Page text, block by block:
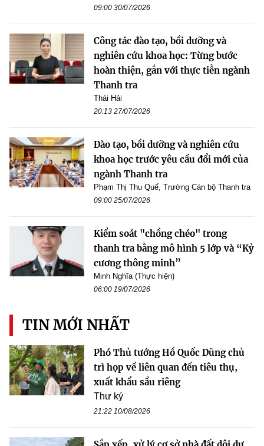
09:00 30/07/2026
Công tác đào tạo, bồi dưỡng và
nghiên cứu khoa học: Từng bước
hoàn thiện, gắn với thực tiễn ngành
Thanh tra
Thái Hải
20:13 27/07/2026
Đào tạo, bồi dưỡng và nghiên cứu
khoa học trước yêu cầu đổi mới của
ngành Thanh tra
Phạm Thị Thu Quế, Trường Cán bộ Thanh tra
09:00 25/07/2026
Kiểm soát "chồng chéo" trong
thanh tra bằng mô hình 5 lớp và “Kỷ
cương thông minh”
Minh Nghĩa (Thực hiện)
06:00 19/07/2026
TIN MỚI NHẤT
Phó Thủ tướng Hồ Quốc Dũng chủ
trì họp về liên quan đến tiêu thụ,
xuất khẩu sầu riêng
Thư ký
21:22 10/08/2026